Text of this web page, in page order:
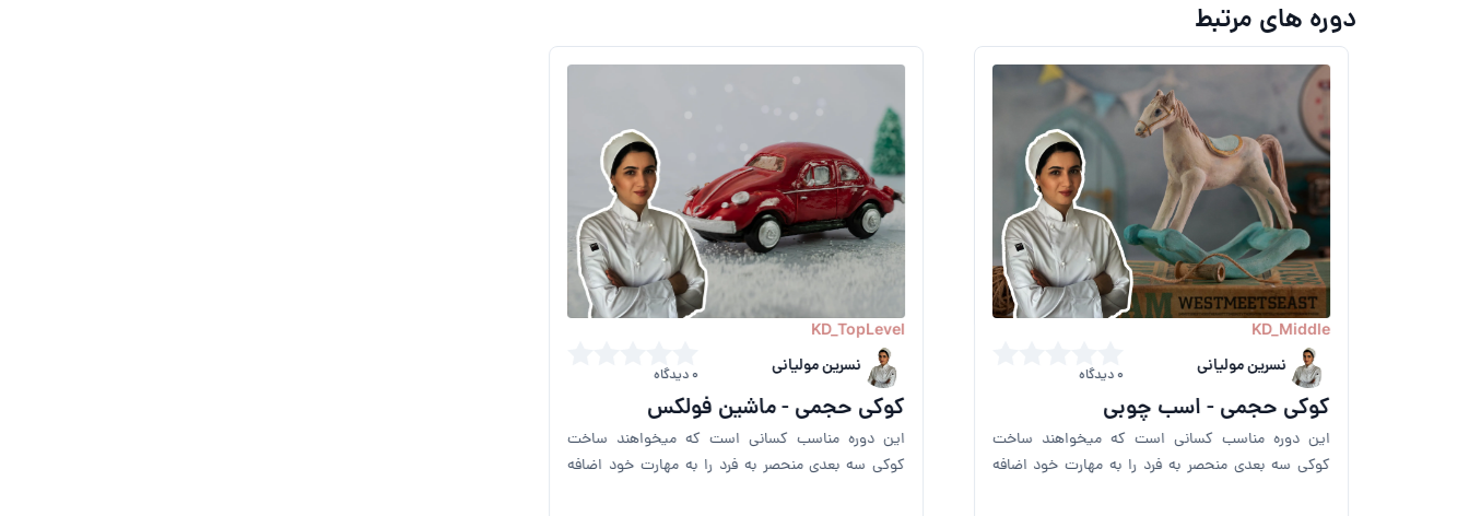
دوره های مرتبط
KD_Middle
نسرین مولیانی 0 دیدگاه
کوکی حجمی - اسب چوبی
این دوره مناسب کسانی است که میخواهند ساخت
کوکی سه بعدی منحصر به فرد را به مهارت خود اضافه
KD_TopLevel
نسرین مولیانی 0 دیدگاه
کوکی حجمی - ماشین فولکس
این دوره مناسب کسانی است که میخواهند ساخت
کوکی سه بعدی منحصر به فرد را به مهارت خود اضافه